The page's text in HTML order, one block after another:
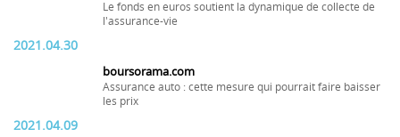
Le fonds en euros soutient la dynamique de collecte de
l'assurance-vie
2021.04.30
boursorama.com
Assurance auto : cette mesure qui pourrait faire baisser
les prix
2021.04.09